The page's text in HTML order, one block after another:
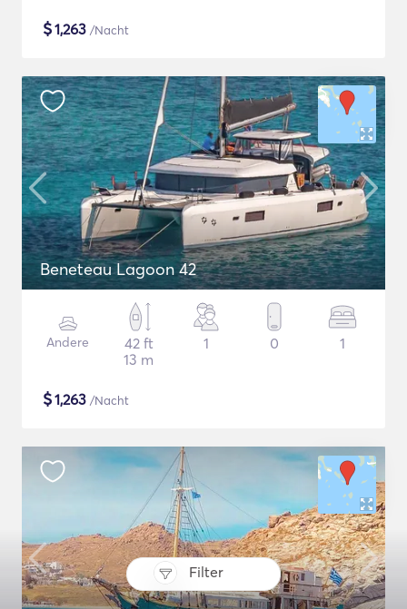
Filter
$1,263 /Nacht
Beneteau Lagoon 42
Andere
42 ft
13 m
1 0 1
$1,263 /Nacht